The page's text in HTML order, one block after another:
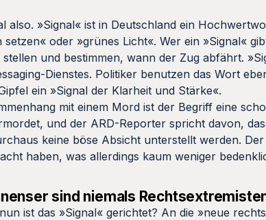
also. »Signal« ist in Deutschland ein
setzen« oder »grünes Licht«. Wer ein »Signal«
stellen und bestimmen, wann der Zug abfährt.
Dienstes. Politiker benutzen das Wort
ein »Signal der Klarheit und Stärke«.
mit einem Mord ist der Begriff eine
und der ARD-Reporter spricht davon,
keine böse Absicht unterstellt werden.
haben, was allerdings kaum weniger
sind niemals
ist das »Signal« gerichtet? An die »neue